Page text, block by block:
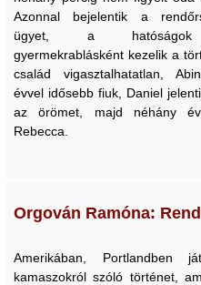
Azonnal bejelentik a
ügyet, a
gyermekrablásként kezelik a
család vigasztalhatatlan,
évvel idősebb fiuk, Daniel
az örömet, majd néhány év
Rebecca.
Orgován Ramóna:
Amerikában, Portlandben
kamaszokról szóló történet,